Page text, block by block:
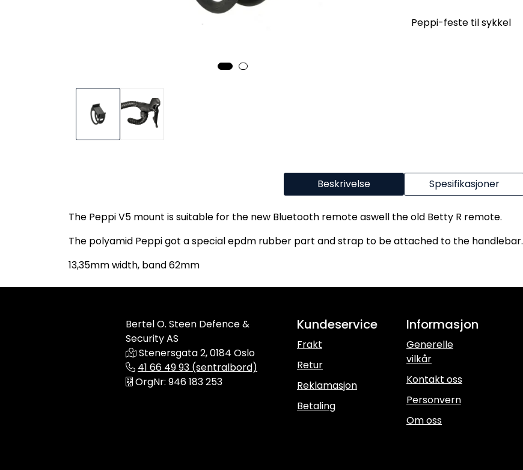
Peppi-feste til sykkel
Beskrivelse Spesifikasjoner
The Peppi V5 mount is suitable for the new Bluetooth remote aswell the old Betty R remote.
The polyamid Peppi got a special epdm rubber part and strap to be attached to the handlebar.
13,35mm width, band 62mm
Bertel O. Steen Defence &
Security AS
Stenersgata 2, 0184 Oslo
41 66 49 93 (sentralbord)
OrgNr: 946 183 253
Kundeservice
Frakt
Retur
Reklamasjon
Betaling
Informasjon
Generelle
vilkår
Kontakt oss
Personvern
Om oss